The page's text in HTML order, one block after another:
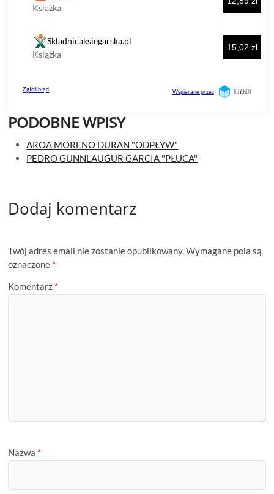
PODOBNE WPISY
AROA MORENO DURAN "ODPŁYW"
PEDRO GUNNLAUGUR GARCIA "PŁUCA"
Dodaj komentarz
Twój adres email nie zostanie opublikowany.Wymagane pola są
oznaczone *
Komentarz *
Nazwa *